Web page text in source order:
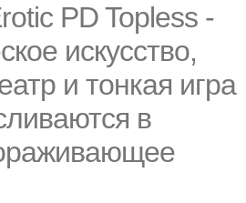
PD Topless -
искусство,
и тонкая игра
в